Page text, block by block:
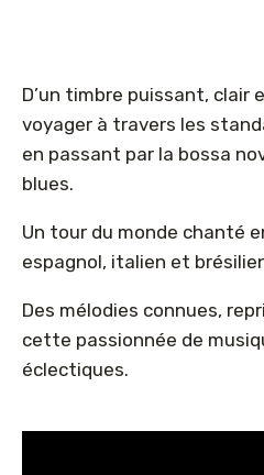
D’un timbre puissant, clair
voyager à travers les
en passant par la bossa
blues.
Un tour du monde chanté
espagnol, italien et
Des mélodies connues,
cette passionnée de
éclectiques.